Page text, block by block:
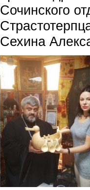
Сочинского
Сехина